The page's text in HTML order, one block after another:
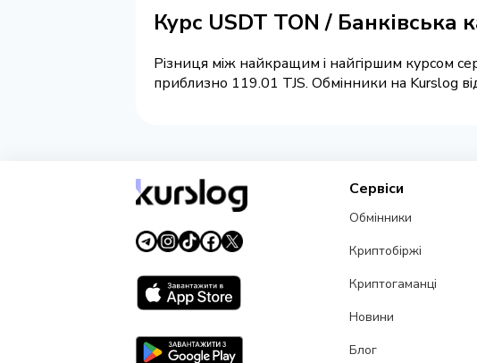
Курс USDT TON / Банківська
Різниця між найкращим і найгіршим курсом
приблизно 119.01 TJS. Обмінники на Kurslog
Сервіси
Обмінники
Криптобіржі
Криптогаманці
Новини
Блог